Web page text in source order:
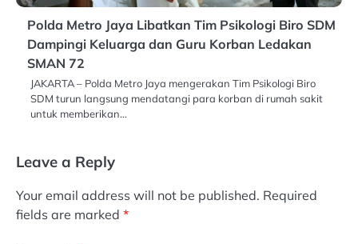
Polda Metro Jaya Libatkan Tim Psikologi Biro SDM
Dampingi Keluarga dan Guru Korban Ledakan
SMAN 72
JAKARTA – Polda Metro Jaya mengerakan Tim Psikologi Biro
SDM turun langsung mendatangi para korban di rumah sakit
untuk memberikan…
Leave a Reply
Your email address will not be published. Required
fields are marked *